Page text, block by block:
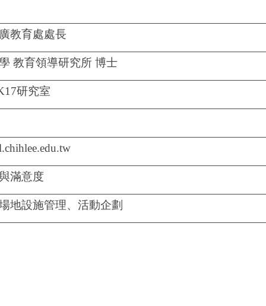
教育處處長
教育領導研究所 博士
研究室
滿意度
地設施管理、活動企劃